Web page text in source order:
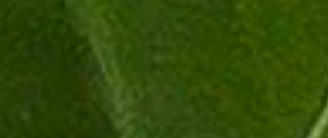
Blätter bekannt sind.